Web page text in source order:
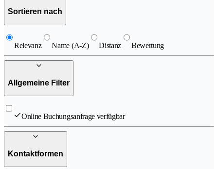
Sortieren nach
Relevanz Name (A-Z) Distanz Bewertung
Allgemeine Filter
Online Buchungsanfrage verfügbar
Kontaktformen